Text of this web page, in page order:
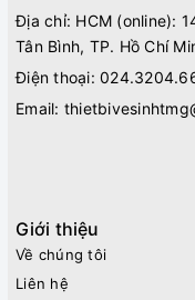
Địa chỉ: HCM (online):
Tân Bình, TP. Hồ Chí
Điện thoại:
Email:
Giới thiệu
Về chúng tôi
Liên hệ